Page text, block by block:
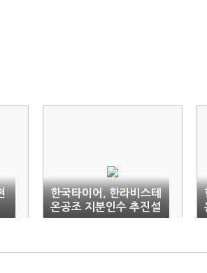
한국타이어, 한라비스테
온공조 지분인수 추진설
조회공시 요구